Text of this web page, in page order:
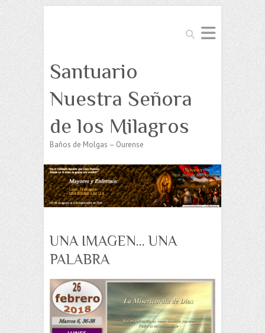
Buscar
Santuario
Nuestra Señora
de los Milagros
Baños de Molgas – Ourense
UNA IMAGEN… UNA
PALABRA